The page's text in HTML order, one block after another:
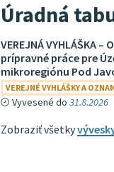
Úradná
VEREJNÁ VYHLÁŠKA –
prípravné práce pre
mikroregiónu Pod
VEREJNÉ VYHLÁŠKY A
Vyvesené do 31.8.2026
Zobraziť všetky